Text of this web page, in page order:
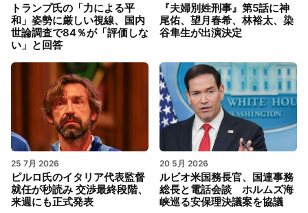
トランプ氏の「力による平
和」姿勢に厳しい視線、国内
世論調査で84％が「評価しな
い」と回答
『夫婦別姓刑事』第5話に神
尾佑、望月春希、林裕太、染
谷隼生が出演決定
25 7月 2026
ピルロ氏のイタリア代表監督
就任が秒読み 交渉最終段階、
来週にも正式発表
20 5月 2026
ルビオ米国務長官、国連事務
総長と電話会談 ホルムズ海
峡巡る安保理決議案を協議